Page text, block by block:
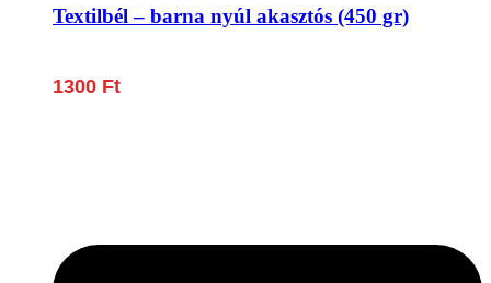
Textilbél – barna nyúl akasztós (450 gr)
1300 Ft